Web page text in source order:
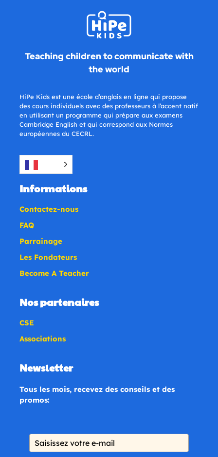
Teaching children to communicate with
the world
HiPe Kids est une école d’anglais en ligne qui propose
des cours individuels avec des professeurs à l’accent natif
en utilisant un programme qui prépare aux examens
Cambridge English et qui correspond aux Normes
européennes du CECRL.
Informations
Contactez-nous
FAQ
Parrainage
Les Fondateurs
Become A Teacher
Nos partenaires
CSE
Associations
Newsletter
Tous les mois, recevez des conseils et des
promos: